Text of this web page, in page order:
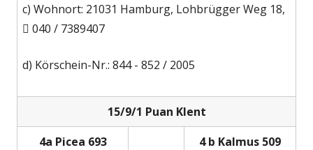
c) Wohnort: 21031 Hamburg, Lohbrügger Weg 18,
 040 / 7389407
d) Körschein-Nr.: 844 - 852 / 2005
15/9/1 Puan Klent
4a Picea 693
4 b Kalmus 509